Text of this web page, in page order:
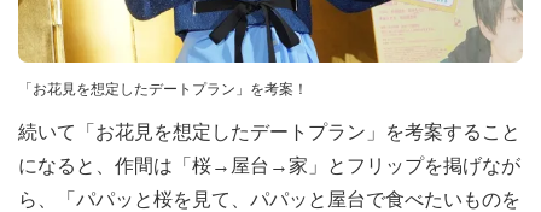
「お花見を想定したデートプラン」を考案！
続いて「お花見を想定したデートプラン」を考案すること
になると、作間は「桜→屋台→家」とフリップを掲げなが
ら、「パパッと桜を見て、パパッと屋台で食べたいものを